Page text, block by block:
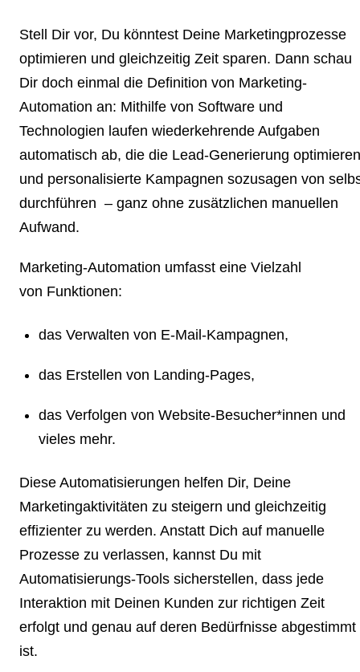
Stell Dir vor, Du könntest Deine Marketingprozesse
optimieren und gleichzeitig Zeit sparen. Dann schau
Dir doch einmal die Definition von Marketing-
Automation an: Mithilfe von Software und
Technologien laufen wiederkehrende Aufgaben
automatisch ab, die die Lead-Generierung optimieren
und personalisierte Kampagnen sozusagen von
durchführen – ganz ohne zusätzlichen manuellen
Aufwand.
Marketing-Automation umfasst eine Vielzahl
von Funktionen:
das Verwalten von E-Mail-Kampagnen,
das Erstellen von Landing-Pages,
das Verfolgen von Website-Besucher*innen und
vieles mehr.
Diese Automatisierungen helfen Dir, Deine
Marketingaktivitäten zu steigern und gleichzeitig
effizienter zu werden. Anstatt Dich auf manuelle
Prozesse zu verlassen, kannst Du mit
Automatisierungs-Tools sicherstellen, dass jede
Interaktion mit Deinen Kunden zur richtigen Zeit
erfolgt und genau auf deren Bedürfnisse abgestimmt
ist.